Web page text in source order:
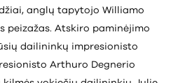
anglų tapytojo Williamo
peizažas. Atskiro paminėjimo
dailininkų impresionisto
Arthuro Degnerio